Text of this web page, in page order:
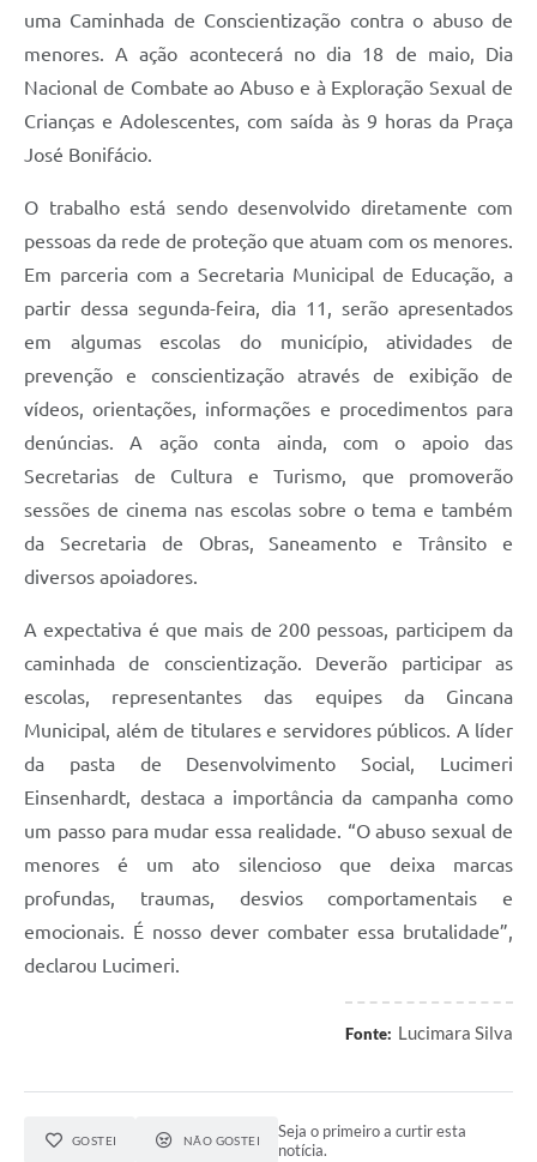
uma Caminhada de Conscientização contra o abuso de
menores. A ação acontecerá no dia 18 de maio, Dia
Nacional de Combate ao Abuso e à Exploração Sexual de
Crianças e Adolescentes, com saída às 9 horas da Praça
José Bonifácio.
O trabalho está sendo desenvolvido diretamente com
pessoas da rede de proteção que atuam com os menores.
Em parceria com a Secretaria Municipal de Educação, a
partir dessa segunda-feira, dia 11, serão apresentados
em algumas escolas do município, atividades de
prevenção e conscientização através de exibição de
vídeos, orientações, informações e procedimentos para
denúncias. A ação conta ainda, com o apoio das
Secretarias de Cultura e Turismo, que promoverão
sessões de cinema nas escolas sobre o tema e também
da Secretaria de Obras, Saneamento e Trânsito e
diversos apoiadores.
A expectativa é que mais de 200 pessoas, participem da
caminhada de conscientização. Deverão participar as
escolas, representantes das equipes da Gincana
Municipal, além de titulares e servidores públicos. A líder
da pasta de Desenvolvimento Social, Lucimeri
Einsenhardt, destaca a importância da campanha como
um passo para mudar essa realidade. “O abuso sexual de
menores é um ato silencioso que deixa marcas
profundas, traumas, desvios comportamentais e
emocionais. É nosso dever combater essa brutalidade”,
declarou Lucimeri.
Fonte: Lucimara Silva
GOSTEI NÃO GOSTEI
Seja o primeiro a curtir esta
notícia.